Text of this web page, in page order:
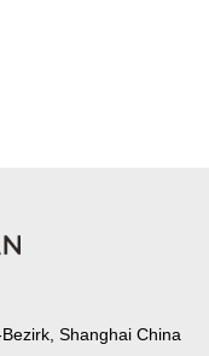
Shanghai China